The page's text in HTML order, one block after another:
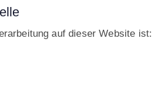
auf dieser Website ist: